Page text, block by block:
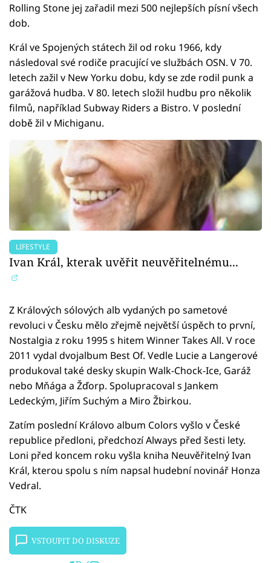
Rolling Stone jej zařadil mezi 500 nejlepších písní všech
dob.
Král ve Spojených státech žil od roku 1966, kdy
následoval své rodiče pracující ve službách OSN. V 70.
letech zažil v New Yorku dobu, kdy se zde rodil punk a
garážová hudba. V 80. letech složil hudbu pro několik
filmů, například Subway Riders a Bistro. V poslední
době žil v Michiganu.
LIFESTYLE
Ivan Král, kterak uvěřit neuvěřitelnému...
Z Králových sólových alb vydaných po sametové
revoluci v Česku mělo zřejmě největší úspěch to první,
Nostalgia z roku 1995 s hitem Winner Takes All. V roce
2011 vydal dvojalbum Best Of. Vedle Lucie a Langerové
produkoval také desky skupin Walk-Chock-Ice, Garáž
nebo Mňága a Žďorp. Spolupracoval s Jankem
Ledeckým, Jiřím Suchým a Miro Žbirkou.
Zatím poslední Královo album Colors vyšlo v České
republice předloni, předchozí Always před šesti lety.
Loni před koncem roku vyšla kniha Neuvěřitelný Ivan
Král, kterou spolu s ním napsal hudební novinář Honza
Vedral.
ČTK
VSTOUPIT DO DISKUZE